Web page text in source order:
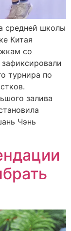
средней школы
Китая
со
турнира по
залива
Чэнь